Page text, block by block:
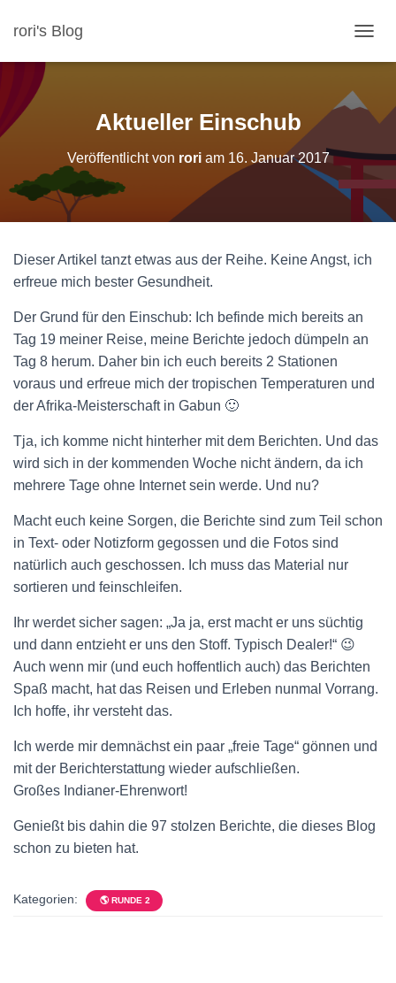
rori's Blog
A
G
I
O
N
U
C
E
Aktueller Einschub
Veröffentlicht von roriam 16. Januar 2017
Dieser Artikel tanzt etwas aus der Reihe. Keine Angst, ich
erfreue mich bester Gesundheit.
Der Grund für den Einschub: Ich befinde mich bereits an
Tag 19 meiner Reise, meine Berichte jedoch dümpeln an
Tag 8 herum. Daher bin ich euch bereits 2 Stationen
voraus und erfreue mich der tropischen Temperaturen und
der Afrika-Meisterschaft in Gabun 🙂
Tja, ich komme nicht hinterher mit dem Berichten. Und das
wird sich in der kommenden Woche nicht ändern, da ich
mehrere Tage ohne Internet sein werde. Und nu?
Macht euch keine Sorgen, die Berichte sind zum Teil schon
in Text- oder Notizform gegossen und die Fotos sind
natürlich auch geschossen. Ich muss das Material nur
sortieren und feinschleifen.
Ihr werdet sicher sagen: „Ja ja, erst macht er uns süchtig
und dann entzieht er uns den Stoff. Typisch Dealer!“ 😉
Auch wenn mir (und euch hoffentlich auch) das Berichten
Spaß macht, hat das Reisen und Erleben nunmal Vorrang.
Ich hoffe, ihr versteht das.
Ich werde mir demnächst ein paar „freie Tage“ gönnen und
mit der Berichterstattung wieder aufschließen.
Großes Indianer-Ehrenwort!
Genießt bis dahin die 97 stolzen Berichte, die dieses Blog
schon zu bieten hat.
Kategorien: 🌎 RUNDE 2